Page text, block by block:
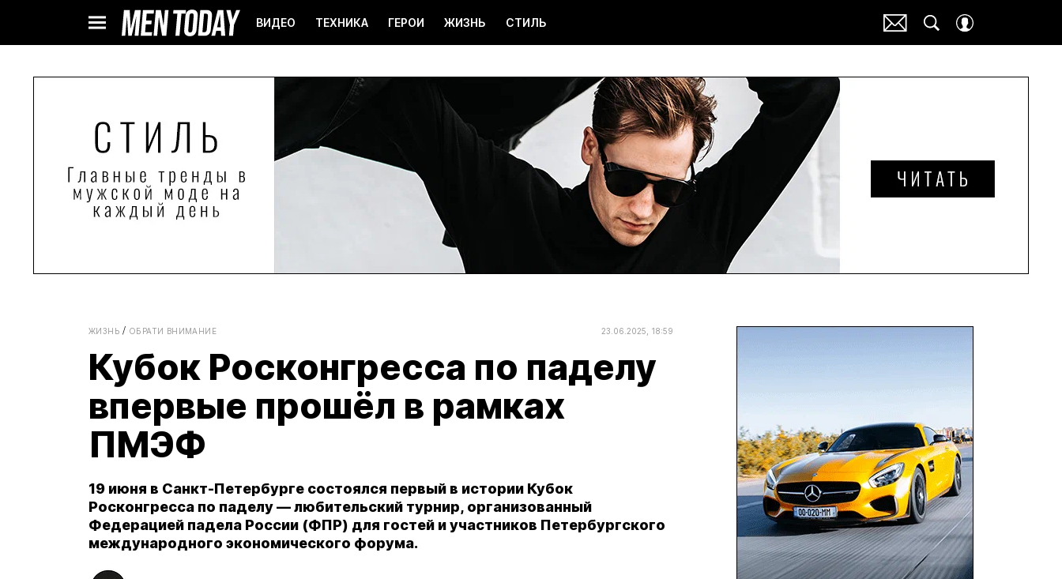
ВИДЕО ТЕХНИКА ГЕРОИ ЖИЗНЬ СТИЛЬ
ЖИЗНЬ ОБРАТИ ВНИМАНИЕ 23.06.2025, 18:59
Кубок Росконгресса по паделу
впервые прошёл в рамках
ПМЭФ
19 июня в Санкт-Петербурге состоялся первый в истории Кубок
Росконгресса по паделу — любительский турнир, организованный
Федерацией падела России (ФПР) для гостей и участников Петербургского
международного экономического форума.